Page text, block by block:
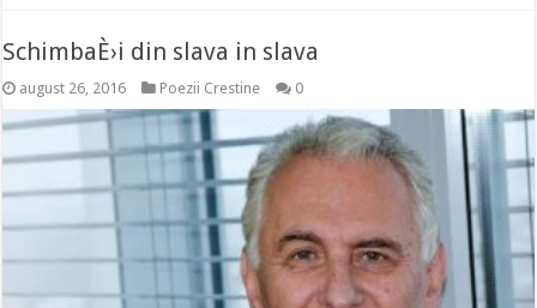
SchimbaÈ›i din slava in slava
august 26, 2016 Poezii Crestine 0